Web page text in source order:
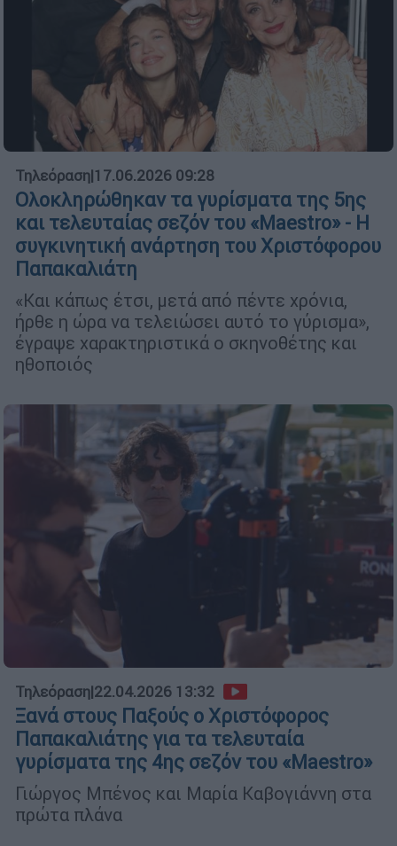
Τηλεόραση|17.06.2026 09:28
Ολοκληρώθηκαν τα γυρίσματα της 5ης
και τελευταίας σεζόν του «Maestro» - Η
συγκινητική ανάρτηση του Χριστόφορου
Παπακαλιάτη
«Και κάπως έτσι, μετά από πέντε χρόνια,
ήρθε η ώρα να τελειώσει αυτό το γύρισμα»,
έγραψε χαρακτηριστικά ο σκηνοθέτης και
ηθοποιός
Τηλεόραση|22.04.2026 13:32
Ξανά στους Παξούς ο Χριστόφορος
Παπακαλιάτης για τα τελευταία
γυρίσματα της 4ης σεζόν του «Maestro»
Γιώργος Μπένος και Μαρία Καβογιάννη στα
πρώτα πλάνα